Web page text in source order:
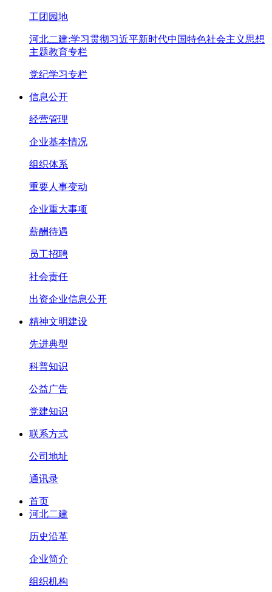
工团园地
河北二建:学习贯彻习近平新时代中国特色社会主义思想
主题教育专栏
党纪学习专栏
信息公开
经营管理
企业基本情况
组织体系
重要人事变动
企业重大事项
薪酬待遇
员工招聘
社会责任
出资企业信息公开
精神文明建设
先进典型
科普知识
公益广告
党建知识
联系方式
公司地址
通讯录
首页
河北二建
历史沿革
企业简介
组织机构